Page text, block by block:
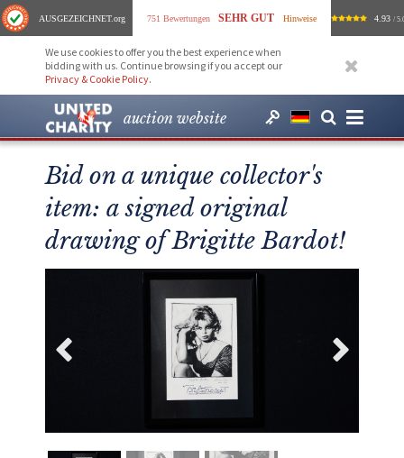
AUSGEZEICHNET.org 751 Bewertungen SEHR GUT Hinweise 4.93 /
We use cookies to offer you the best experience when
bidding with us. Continue browsing if you accept our
Privacy & Cookie Policy.
auction website
Bid on a unique collector's
item: a signed original
drawing of Brigitte Bardot!